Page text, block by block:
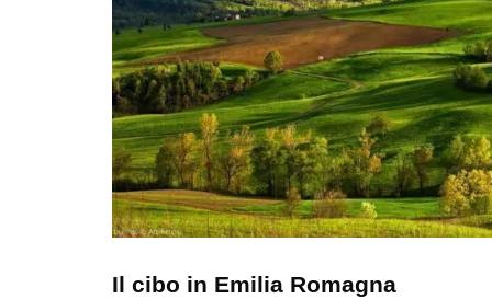
Il cibo in Emilia Romagna